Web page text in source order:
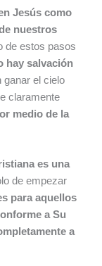
Jesús como
nuestros
de estos pasos
hay salvación
ganar el cielo
claramente
medio de la
es una
de empezar
para aquellos
a Su
a